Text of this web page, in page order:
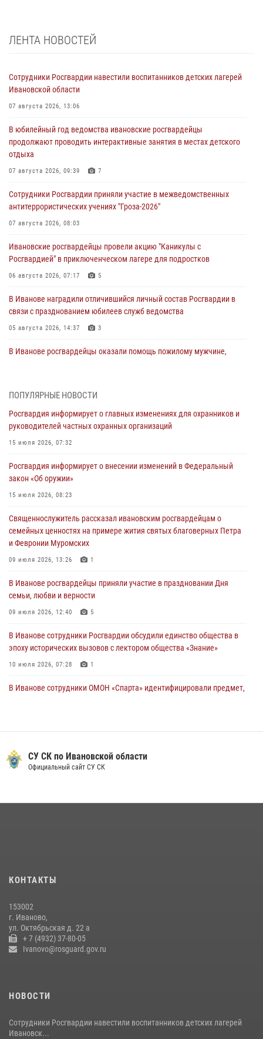
ЛЕНТА НОВОСТЕЙ
Сотрудники Росгвардии навестили воспитанников детских лагерей
Ивановской области
07 августа 2026, 13:06
В юбилейный год ведомства ивановские росгвардейцы
продолжают проводить интерактивные занятия в местах детского
отдыха
07 августа 2026, 09:39 7
Сотрудники Росгвардии приняли участие в межведомственных
антитеррористических учениях "Гроза-2026"
07 августа 2026, 08:03
Ивановские росгвардейцы провели акцию "Каникулы с
Росгвардией" в приключенческом лагере для подростков
06 августа 2026, 07:17 5
В Иванове наградили отличившийся личный состав Росгвардии в
связи с празднованием юбилеев служб ведомства
05 августа 2026, 14:37 3
В Иванове росгвардейцы оказали помощь пожилому мужчине,
торжественных мероприятиях, посвященных празднованию Дня
Воздушно-десантных войск
02 августа 2026, 11:46
Мероприятия в рамках акции «Каникулы с Росгвардией»
продолжаются в Ивановской области
31 июля 2026, 11:08
В Ивановской области при содействии Росгвардии задержаны
подозреваемые в серии автомобильных краж
30 июля 2026, 12:41
празднования Дня Крещения Руси
ПОПУЛЯРНЫЕ НОВОСТИ
Росгвардия информирует о главных изменениях для охранников и
руководителей частных охранных организаций
15 июля 2026, 07:32
Росгвардия информирует о внесении изменений в Федеральный
закон «Об оружии»
15 июля 2026, 08:23
Священнослужитель рассказал ивановским росгвардейцам о
семейных ценностях на примере жития святых благоверных Петра
и Февронии Муромских
09 июля 2026, 13:26 1
В Иванове росгвардейцы приняли участие в праздновании Дня
семьи, любви и верности
09 июля 2026, 12:40 5
В Иванове сотрудники Росгвардии обсудили единство общества в
эпоху исторических вызовов с лектором общества «Знание»
10 июля 2026, 07:28 1
В Иванове сотрудники ОМОН «Спарта» идентифицировали предмет,
15 июля 2026, 13:03
В Иванове росгвардейцы обеспечили безопасность граждан во
«Россия»
20 июля 2026, 09:12 3
СУ СК по Ивановской области
Официальный сайт СУ СК
КОНТАКТЫ
153002
г. Иваново,
ул. Октябрьская д. 22 а
+ 7 (4932) 37-80-05
Ivanovo@rosguard.gov.ru
НОВОСТИ
Сотрудники Росгвардии навестили воспитанников детских лагерей
Ивановск...